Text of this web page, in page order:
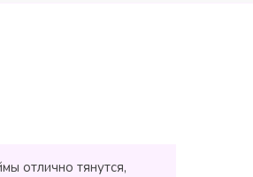
отлично тянутся,